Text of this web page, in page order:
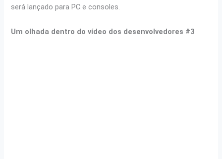
será lançado para PC e consoles.
Um olhada dentro do vídeo dos desenvolvedores #3